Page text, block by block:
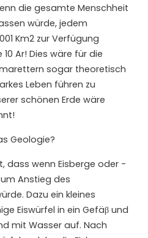
die gesamte Menschheit
würde, jedem
Km2 zur Verfügung
Ar! Dies wäre für die
sogar theoretisch
Leben führen zu
schönen Erde wäre
Geologie?
dass wenn Eisberge oder -
Anstieg des
Dazu ein kleines
Eiswürfel in ein Gefäβ und
mit Wasser auf. Nach